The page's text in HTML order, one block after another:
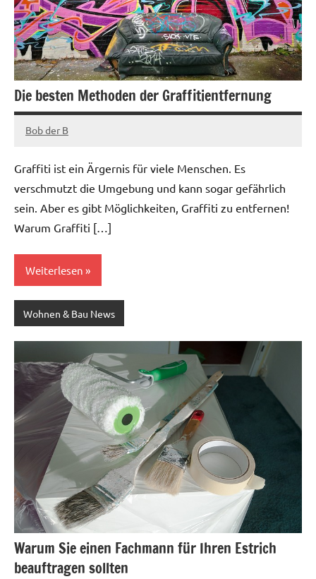
Die besten Methoden der Graffitientfernung
Juni
2022
Bob der B
Graffiti ist ein Ärgernis für viele Menschen. Es
verschmutzt die Umgebung und kann sogar gefährlich
sein. Aber es gibt Möglichkeiten, Graffiti zu entfernen!
Warum Graffiti […]
Weiterlesen
Wohnen & Bau News
Warum Sie einen Fachmann für Ihren Estrich
beauftragen sollten